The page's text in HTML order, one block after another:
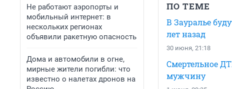
Не работают аэропорты и
мобильный интернет: в
нескольких регионах
объявили ракетную опасность
Дома и автомобили в огне,
мирные жители погибли: что
известно о налетах дронов на
ПО ТЕМЕ
В Зауралье
лет назад
30 июня, 21:18
Смертельное
мужчину